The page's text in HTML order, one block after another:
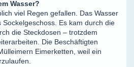
Wasser?
viel Regen gefallen. Das Wasser
Sockelgeschoss. Es kam durch die
die Steckdosen – trotzdem
Die Beschäftigten
Eimerketten, weil ein